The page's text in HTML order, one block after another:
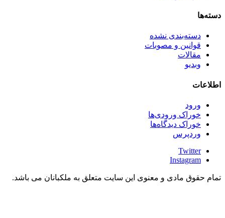
دسته‌ها
دسته‌بندی نشده
قوانین و مصوبات
مقالات
وبدیو
اطلاعات
ورود
خوراک ورودی‌ها
خوراک دیدگاه‌ها
وردپرس
Twitter
Instagram
تمام حقوق مادی و معنوی این سایت متعلق به ملکبانان می باشد.